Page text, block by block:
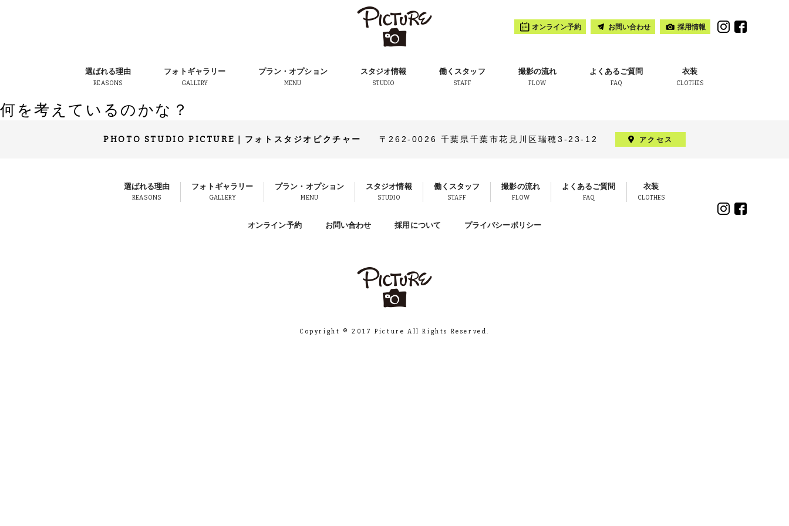
選ばれる理由
REASONS
フォトギャラリー
GALLERY
プラン・オプション
MENU
スタジオ情報
STUDIO
働くスタッフ
STAFF
撮影の流れ
FLOW
よくあるご質問
FAQ
衣装
CLOTHES
オンライン予約 お問い合わせ 採用情報
何を考えているのかな？
PHOTO STUDIO PICTURE フォトスタジオピクチャー 〒262-0026 千葉県千葉市花見川区瑞穂3-23-12 アクセス
選ばれる理由
REASONS
フォトギャラリー
GALLERY
プラン・オプション
MENU
スタジオ情報
STUDIO
働くスタッフ
STAFF
撮影の流れ
FLOW
よくあるご質問
FAQ
衣装
CLOTHES
オンライン予約 お問い合わせ 採用について プライバシーポリシー
Copyright ® 2017 Picture All Rights Reserved.